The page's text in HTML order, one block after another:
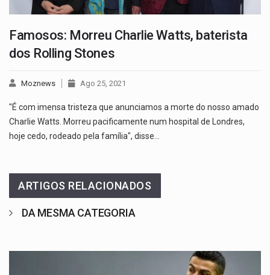
Famosos: Morreu Charlie Watts, baterista
dos Rolling Stones
Moznews Ago 25, 2021
"É com imensa tristeza que anunciamos a morte do nosso amado
Charlie Watts. Morreu pacificamente num hospital de Londres,
hoje cedo, rodeado pela família", disse…
ARTIGOS RELACIONADOS
DA MESMA CATEGORIA